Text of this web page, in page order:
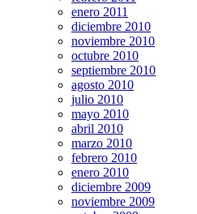
enero 2011
diciembre 2010
noviembre 2010
octubre 2010
septiembre 2010
agosto 2010
julio 2010
mayo 2010
abril 2010
marzo 2010
febrero 2010
enero 2010
diciembre 2009
noviembre 2009